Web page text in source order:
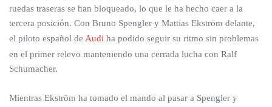
ruedas traseras se han bloqueado, lo que le ha hecho caer a la
tercera posición. Con Bruno Spengler y Mattias Ekström delante,
el piloto español de Audi ha podido seguir su ritmo sin problemas
en el primer relevo manteniendo una cerrada lucha con Ralf
Schumacher.
Mientras Ekström ha tomado el mando al pasar a Spengler y